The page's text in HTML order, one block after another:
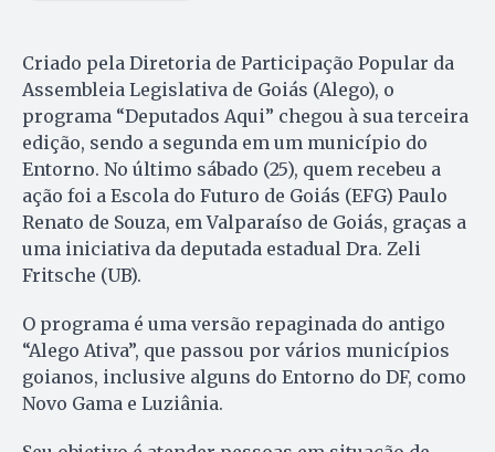
Criado pela Diretoria de Participação Popular da
Assembleia Legislativa de Goiás (Alego), o
programa “Deputados Aqui” chegou à sua terceira
edição, sendo a segunda em um município do
Entorno. No último sábado (25), quem recebeu a
ação foi a Escola do Futuro de Goiás (EFG) Paulo
Renato de Souza, em Valparaíso de Goiás, graças a
uma iniciativa da deputada estadual Dra. Zeli
Fritsche (UB).
O programa é uma versão repaginada do antigo
“Alego Ativa”, que passou por vários municípios
goianos, inclusive alguns do Entorno do DF, como
Novo Gama e Luziânia.